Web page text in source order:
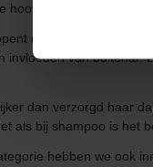
hoofdhuid aanbrengt,
de schubbenlaag
invloeden van buitenaf.
dan verzorgd haar
als bij shampoo is het
hebben we ook